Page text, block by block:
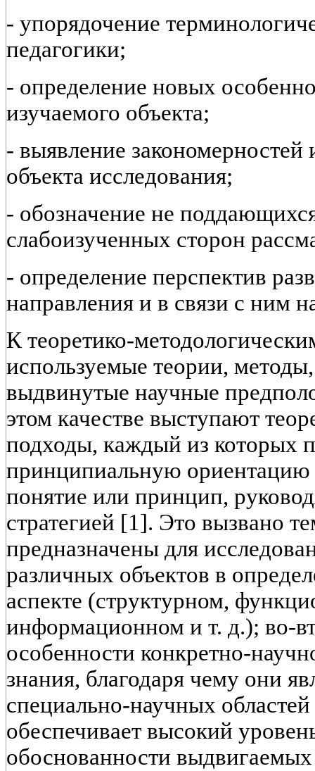
- упорядочение
педагогики;
- определение новых
изучаемого объекта;
- выявление
объекта исследования;
- обозначение не
слабоизученных сторон
- определение перспектив
направления и в связи с ним
К теоретико-
используемые теории,
выдвинутые научные
этом качестве выступают
подходы, каждый из которых
принципиальную ориентацию
понятие или принцип,
стратегией [1]. Это вызвано
предназначены для
различных объектов в
аспекте (структурном,
информационном и т. д.); во-
особенности конкретно-
знания, благодаря чему они
специально-научных
обеспечивает высокий
обоснованности